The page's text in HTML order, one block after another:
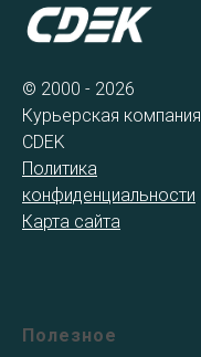
© 2000 - 2026
Курьерская компания
CDEK
Политика
конфиденциальности
Карта сайта
Полезное